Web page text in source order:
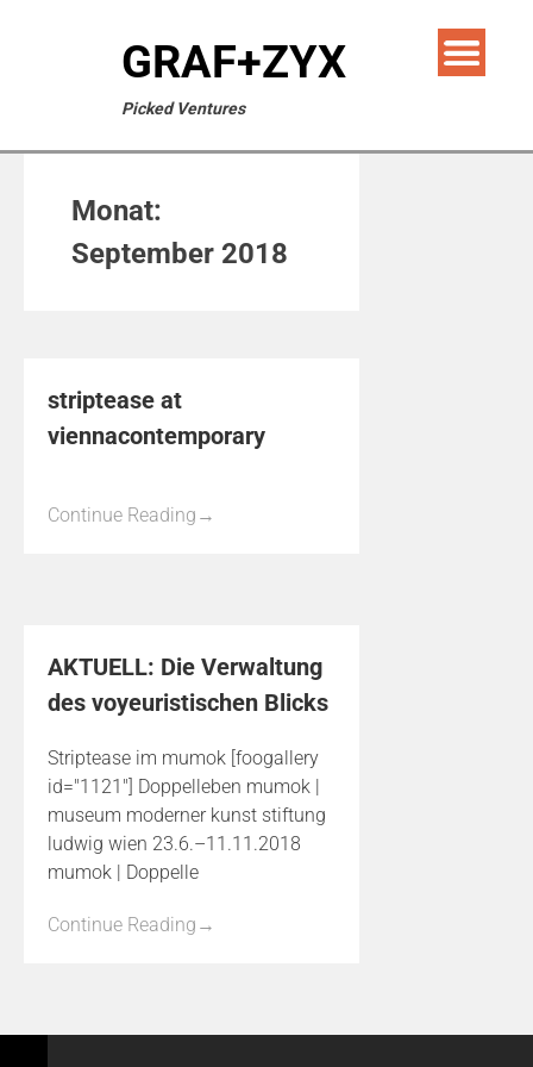
GRAF+ZYX
Picked Ventures
Monat:
September 2018
striptease at
viennacontemporary
Continue Reading →
AKTUELL: Die Verwaltung
des voyeuristischen Blicks
Striptease im mumok [foogallery
id="1121"] Doppelleben mumok |
museum moderner kunst stiftung
ludwig wien 23.6.–11.11.2018
mumok | Doppelle
Continue Reading →